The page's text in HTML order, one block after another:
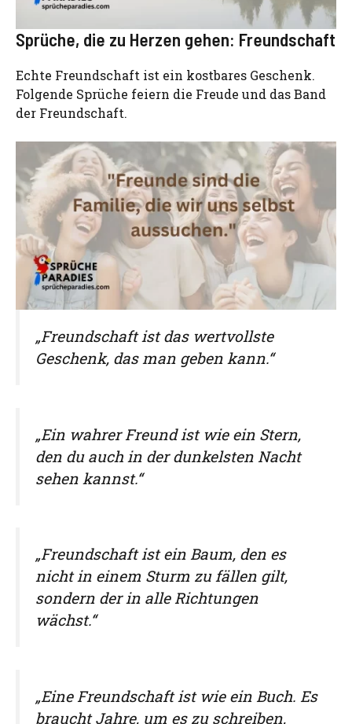
Sprüche, die zu Herzen gehen: Freundschaft
Echte Freundschaft ist ein kostbares Geschenk.
Folgende Sprüche feiern die Freude und das Band
der Freundschaft.
„Freundschaft ist das wertvollste
Geschenk, das man geben kann.“
„Ein wahrer Freund ist wie ein Stern,
den du auch in der dunkelsten Nacht
sehen kannst.“
„Freundschaft ist ein Baum, den es
nicht in einem Sturm zu fällen gilt,
sondern der in alle Richtungen
wächst.“
„Eine Freundschaft ist wie ein Buch. Es
braucht Jahre, um es zu schreiben,